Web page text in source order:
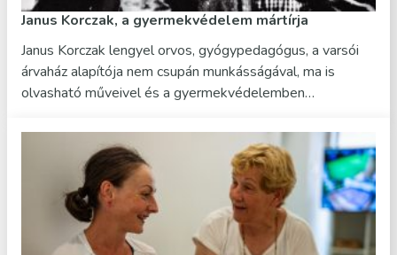
Janus Korczak, a gyermekvédelem mártírja
Janus Korczak lengyel orvos, gyógypedagógus, a varsói
árvaház alapítója nem csupán munkásságával, ma is
olvasható műveivel és a gyermekvédelemben…